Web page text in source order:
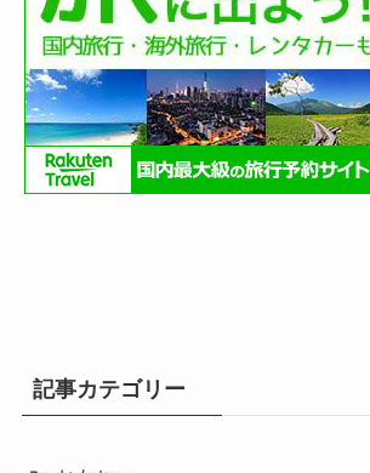
記事カテゴリー